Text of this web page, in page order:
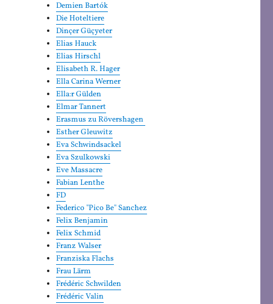
Demien Bartók
Die Hoteltiere
Dinçer Güçyeter
Elias Hauck
Elias Hirschl
Elisabeth R. Hager
Ella Carina Werner
Ella:r Gülden
Elmar Tannert
Erasmus zu Rövershagen
Esther Gleuwitz
Eva Schwindsackel
Eva Szulkowski
Eve Massacre
Fabian Lenthe
FD
Federico "Pico Be" Sanchez
Felix Benjamin
Felix Schmid
Franz Walser
Franziska Flachs
Frau Lärm
Frédéric Schwilden
Frédéric Valin